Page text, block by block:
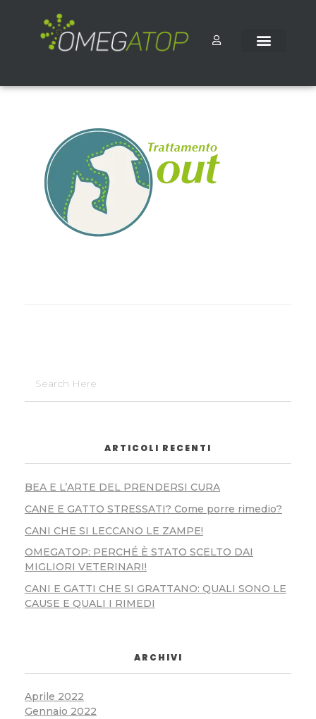
ARTICOLI RECENTI
BEA E L’ARTE DEL PRENDERSI CURA
CANE E GATTO STRESSATI? Come porre rimedio?
CANI CHE SI LECCANO LE ZAMPE!
OMEGATOP: PERCHÉ È STATO SCELTO DAI
MIGLIORI VETERINARI!
CANI E GATTI CHE SI GRATTANO: QUALI SONO LE
CAUSE E QUALI I RIMEDI
ARCHIVI
Aprile 2022
Gennaio 2022